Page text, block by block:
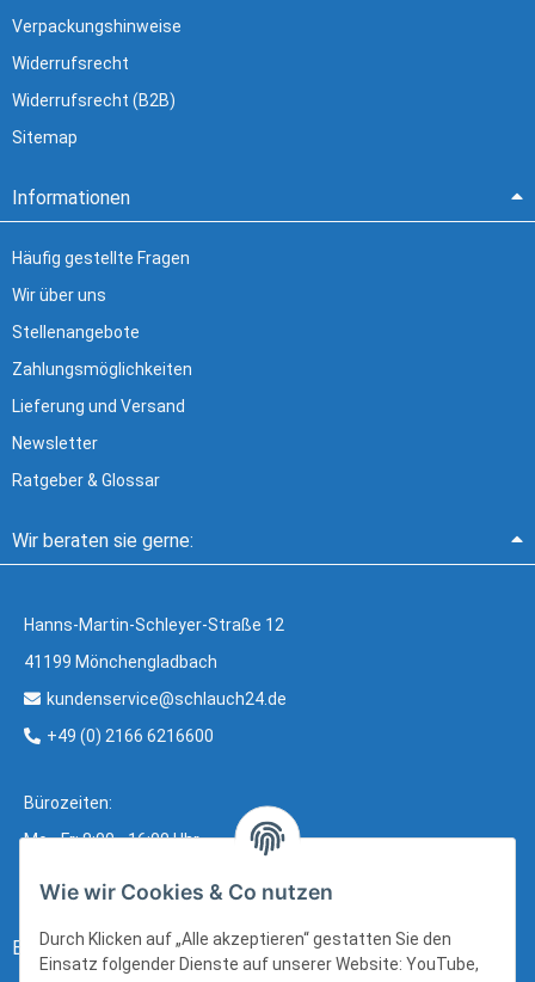
Verpackungshinweise
Widerrufsrecht
Widerrufsrecht (B2B)
Sitemap
Informationen
Häufig gestellte Fragen
Wir über uns
Stellenangebote
Zahlungsmöglichkeiten
Lieferung und Versand
Newsletter
Ratgeber & Glossar
Wir beraten sie gerne:
Hanns-Martin-Schleyer-Straße 12
41199 Mönchengladbach
kundenservice@schlauch24.de
+49 (0) 2166 6216600
Bürozeiten:
Mo - Fr: 8:00 - 16:00 Uhr
Bezahlung:
Wie wir Cookies & Co nutzen
Durch Klicken auf „Alle akzeptieren“ gestatten Sie den
Einsatz folgender Dienste auf unserer Website: YouTube,